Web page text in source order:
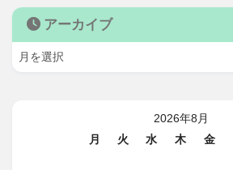
アーカイブ
2026年8月
月
火 水 木 金